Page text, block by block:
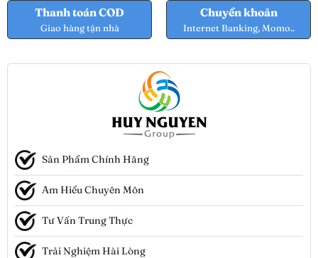
Thanh toán COD
Giao hàng tận nhà
Chuyển khoản
Internet Banking, Momo..
Sản Phẩm Chính Hãng
Am Hiểu Chuyên Môn
Tư Vấn Trung Thực
Trải Nghiệm Hài Lòng